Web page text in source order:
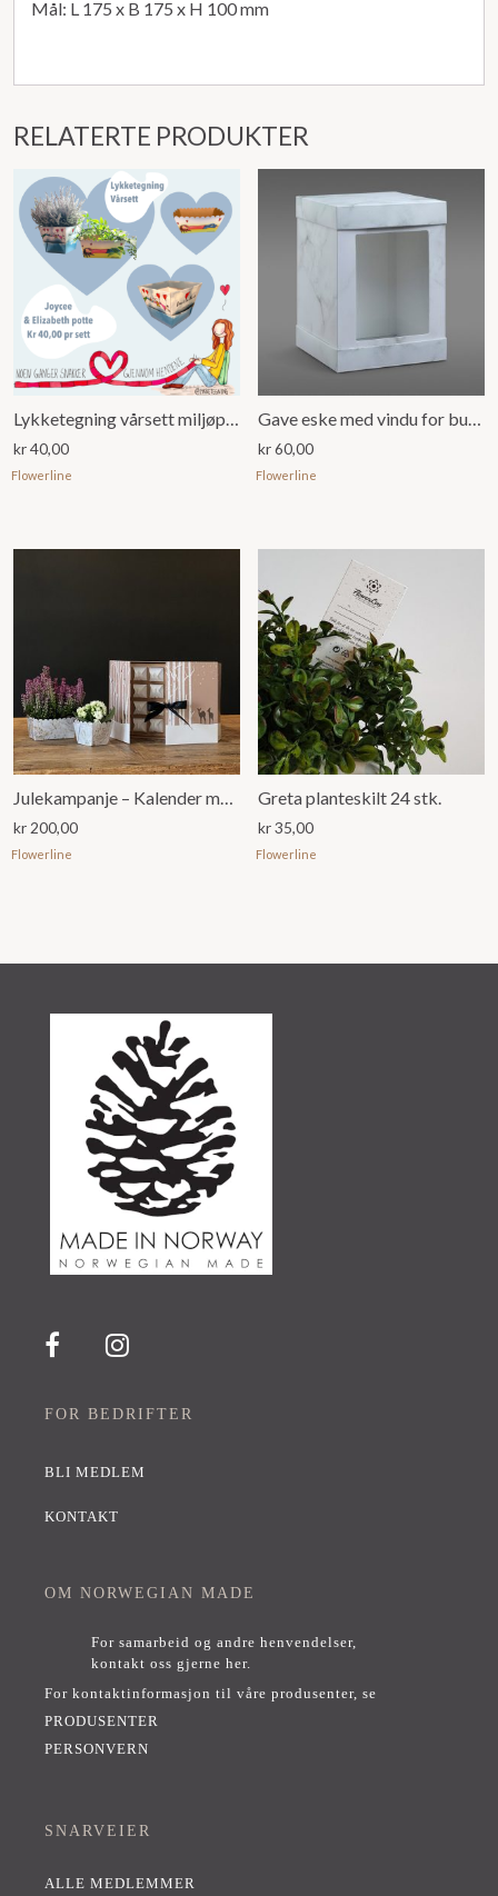
Mål: L 175 x B 175 x H 100 mm
RELATERTE PRODUKTER
Lykketegning vårsett miljøpotter
kr40,00
Flowerline
Gave eske med vindu for bukett eller dekorasjon, Marmor
kr60,00
Flowerline
Julekampanje – Kalender med Elizabeth og Eliza
kr200,00
Flowerline
Greta planteskilt 24 stk.
kr35,00
Flowerline
FOR BEDRIFTER
BLI MEDLEM
KONTAKT
OM NORWEGIAN MADE
For samarbeid og andre henvendelser,
kontakt oss gjerne her.
For kontaktinformasjon til våre produsenter, se
PRODUSENTER
PERSONVERN
SNARVEIER
ALLE MEDLEMMER